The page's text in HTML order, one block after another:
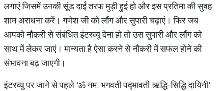
लगाएं जिसमें उनकी सूंड दाईं तरफ मुड़ी हुई हो और इस प्रतिमा की सुबह
शाम अराधना करें। गणेश जी को लौंग और सुपारी चढ़ाएं। फिर जब
आपको नौकरी से संबंधित इंटरव्यू देना हो तो उस सुपारी और लौंग को
साथ में लेकर जाएं। मान्यता है ऐसा करने से नौकरी में सफल होने की
संभावना बढ़ जाएगी।
इंटरव्यू पर जाने से पहले ‘ॐ नम: भगवती पद्मावती ऋद्धि-सिद्धि दायिनी’